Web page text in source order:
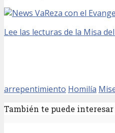
Reza con el
Lee las lecturas de la Misa
arrepentimiento Homilía
También te puede interesar